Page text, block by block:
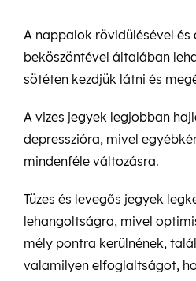
A nappalok rövidülésével és
beköszöntével általában
sötéten kezdjük látni és
A vizes jegyek legjobban
depresszióra, mivel
mindenféle változásra.
Tüzes és levegős jegyek
lehangoltságra, mivel
mély pontra kerülnének,
valamilyen elfoglaltságot,